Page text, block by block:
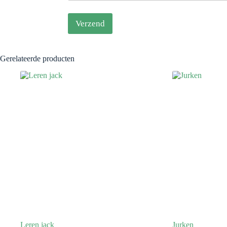
Verzend
Gerelateerde producten
Leren jack Jurken